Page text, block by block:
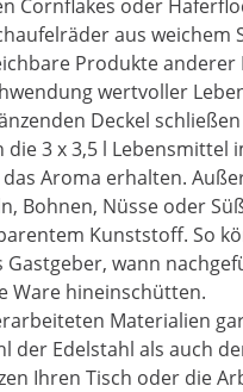
Cornflakes oder
aus weichem
Produkte
wertvoller
Deckel
die 3 x 3,5 l
Aroma erhalten.
Bohnen, Nüsse oder
Kunststoff. So
Gastgeber, wann
Ware hineinschütten.
Materialien
der Edelstahl als auch
Ihren Tisch oder die